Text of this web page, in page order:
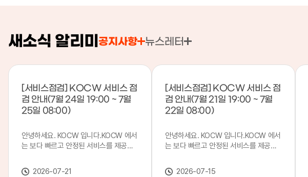
새소식 알리미 공지사항 뉴스레터
[서비스점검] KOCW 서비스 점
검 안내(7월 24일 19:00 ~ 7월
25일 08:00)
안녕하세요. KOCW 입니다.KOCW 에서
는 보다 빠르고 안정된 서비스를 제공하
합니다.※ 서비스 점검 작업 일시 : 7월
2026-07-21
[서비스점검] KOCW 서비스 점
검 안내(7월 21일 19:00 ~ 7월
22일 08:00)
안녕하세요. KOCW 입니다.KOCW 에서
는 보다 빠르고 안정된 서비스를 제공하
합니다.※ 서비스 점검 작업 일시 : 7월 21
2026-07-15